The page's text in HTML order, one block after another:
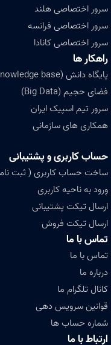
سرور اختصاصی هلند
سرور اختصاصی فرانسه
سرور اختصاصی کانادا
راهکار ها
پایگاه دانش (Knowledge base)
فضای حجیم (Big Data)
سرور تیم اسپیک ایران
همکاری های سازمانی
حساب کاربری و پشتیبانی
ساخت حساب کاربری ( ثبت
ورود به ناحیه کاربری
ارسال تیکت پشتیبانی
ارسال تیکت فروش
تماس با ما
تماس با ما
درباره ما
کانال تلگرام ما
قوانین سرویس دهی
شماره حساب ها
ارتباط با ما